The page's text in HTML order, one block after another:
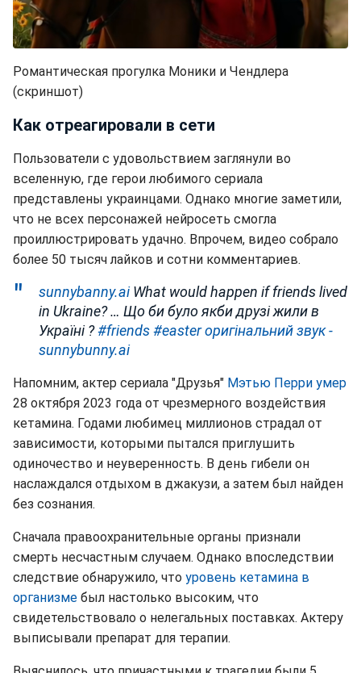
Романтическая прогулка Моники и Чендлера
(скриншот)
Как отреагировали в сети
Пользователи с удовольствием заглянули во
вселенную, где герои любимого сериала
представлены украинцами. Однако многие заметили,
что не всех персонажей нейросеть смогла
проиллюстрировать удачно. Впрочем, видео собрало
более 50 тысяч лайков и сотни комментариев.
sunnybanny.aiWhat would happen if friends lived
in Ukraine? … Що би було якби друзі жили в
Україні ?#friends#easterоригінальний звук -
sunnybunny.ai
Напомним, актер сериала "Друзья" Мэтью Перри умер
28 октября 2023 года от чрезмерного воздействия
кетамина. Годами любимец миллионов страдал от
зависимости, которыми пытался приглушить
одиночество и неуверенность. В день гибели он
наслаждался отдыхом в джакузи, а затем был найден
без сознания.
Сначала правоохранительные органы признали
смерть несчастным случаем. Однако впоследствии
следствие обнаружило, что уровень кетамина в
организме был настолько высоким, что
свидетельствовало о нелегальных поставках. Актеру
выписывали препарат для терапии.